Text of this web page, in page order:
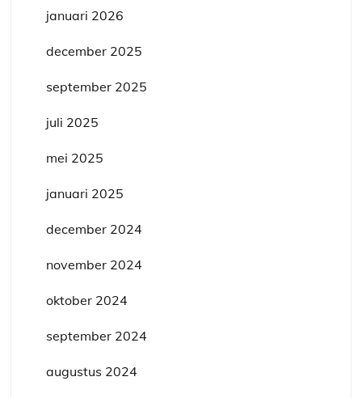
januari 2026
december 2025
september 2025
juli 2025
mei 2025
januari 2025
december 2024
november 2024
oktober 2024
september 2024
augustus 2024